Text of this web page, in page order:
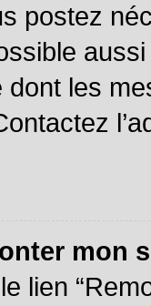
postez
dont les
mon
lien